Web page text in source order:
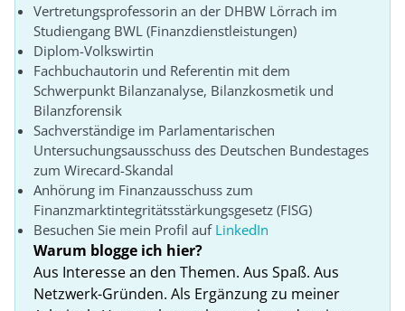
Vertretungsprofessorin an der DHBW Lörrach im
Studiengang BWL (Finanzdienstleistungen)
Diplom-Volkswirtin
Fachbuchautorin und Referentin mit dem
Schwerpunkt Bilanzanalyse, Bilanzkosmetik und
Bilanzforensik
Sachverständige im Parlamentarischen
Untersuchungsausschuss des Deutschen Bundestages
zum Wirecard-Skandal
Anhörung im Finanzausschuss zum
Finanzmarktintegritätsstärkungsgesetz (FISG)
Besuchen Sie mein Profil auf LinkedIn
Warum blogge ich hier?
Aus Interesse an den Themen. Aus Spaß. Aus
Netzwerk-Gründen. Als Ergänzung zu meiner